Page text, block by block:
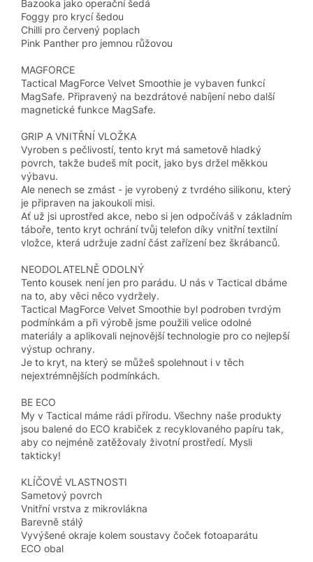
Bazooka jako operační šedá
Foggy pro krycí šedou
Chilli pro červený poplach
Pink Panther pro jemnou růžovou
MAGFORCE
Tactical MagForce Velvet Smoothie je vybaven funkcí
MagSafe. Připravený na bezdrátové nabíjení nebo další
magnetické funkce MagSafe.
GRIP A VNITŘNÍ VLOŽKA
Vyroben s pečlivostí, tento kryt má sametově hladký
povrch, takže budeš mít pocit, jako bys držel měkkou
výbavu.
Ale nenech se zmást - je vyrobený z tvrdého silikonu, který
je připraven na jakoukoli misi.
Ať už jsi uprostřed akce, nebo si jen odpočíváš v základním
táboře, tento kryt ochrání tvůj telefon díky vnitřní textilní
vložce, která udržuje zadní část zařízení bez škrábanců.
NEODOLATELNĚ ODOLNÝ
Tento kousek není jen pro parádu. U nás v Tactical dbáme
na to, aby věci něco vydržely.
Tactical MagForce Velvet Smoothie byl podroben tvrdým
podmínkám a při výrobě jsme použili velice odolné
materiály a aplikovali nejnovější technologie pro co nejlepší
výstup ochrany.
Je to kryt, na který se můžeš spolehnout i v těch
nejextrémnějších podmínkách.
BE ECO
My v Tactical máme rádi přírodu. Všechny naše produkty
jsou balené do ECO krabiček z recyklovaného papíru tak,
aby co nejméně zatěžovaly životní prostředí. Mysli
takticky!
KLÍČOVÉ VLASTNOSTI
Sametový povrch
Vnitřní vrstva z mikrovlákna
Barevně stálý
Vyvýšené okraje kolem soustavy čoček fotoaparátu
ECO obal